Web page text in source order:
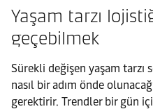
Yaşam tarzı
geçebilmek
Sürekli değişen yaşam tarzı
nasıl bir adım önde
gerektirir. Trendler bir gün